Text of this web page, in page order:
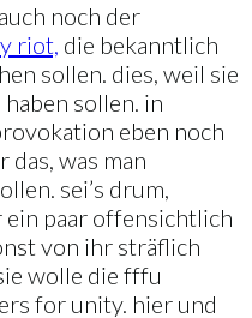
noch der
riot, die bekanntlich
sollen. dies, weil sie
sollen. in
eben noch
das, was man
sei’s drum,
ein paar offensichtlich
von ihr sträflich
wolle die fffu
for unity. hier und